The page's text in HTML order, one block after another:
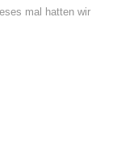
mal hatten wir